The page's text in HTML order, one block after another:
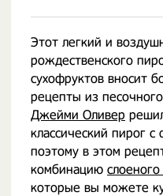
Этот легкий и
рождественского
сухофруктов вносит
рецепты из
Джейми Оливер
классический пирог
поэтому в этом
комбинацию слоеного
которые вы можете